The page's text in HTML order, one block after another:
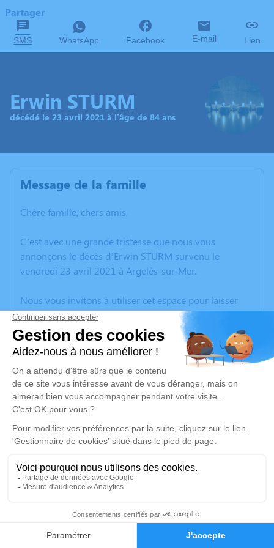
Faire-part Hommages
Partager
SMS WhatsApp Facebook E-mail Lien
Erwin STURM
décédé le 23 avril 2021 à l'âge de 84 ans
Message de la famille
Chère famille, chers amis,
C’est avec une grande tristesse que nous vous
annonçons le décès d’Erwin STURM survenu le
vendredi 23 avril 2021 à Argelès-sur-Mer.
Nous vous invitons à utiliser cet espace pour laisser
vos condoléances, partager des photos souvenirs, une
anecdote ou exprimer vos pensées à travers des
poèmes ou des textes. Cet endroit est un lieu
d'expression dédié à honorer la mémoire d’Erwin
STURM.
Un service de plantation d’arbre hommage est
disponible ici.
Je rends hommage
Cérémonie civile
Crématorium de Canet-en-Roussillon
196 Avenue de Perpignan